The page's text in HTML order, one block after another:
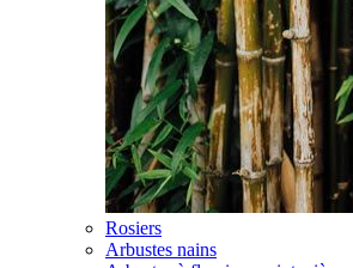
Rosiers
Arbustes nains